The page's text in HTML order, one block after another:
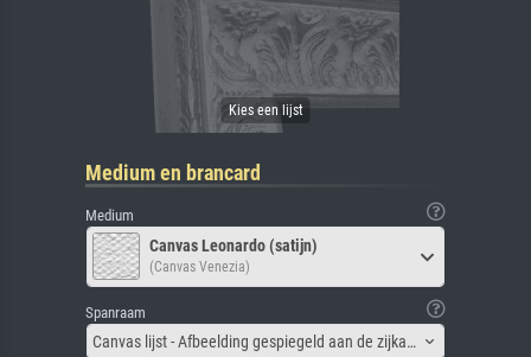
Medium en brancard
Medium
Canvas Leonardo (satijn)
(Canvas Venezia)
Spanraam
Canvas lijst - Afbeelding gespiegeld aan de zijkant